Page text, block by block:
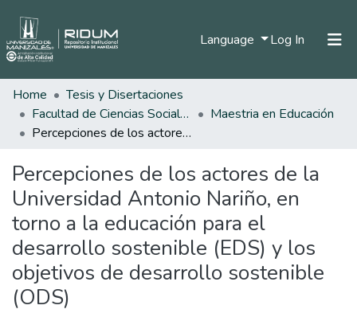
Language Log In (current)
Home
Tesis y Disertaciones
Facultad de Ciencias Sociales y Humanas
Maestria en Educación
Percepciones de los actores de la Universidad Antonio Nariño, en torno a la educación para el desarrollo sostenible (EDS) y los objetivos de desarrollo sostenible (ODS)
Percepciones de los actores de la
Universidad Antonio Nariño, en
torno a la educación para el
desarrollo sostenible (EDS) y los
objetivos de desarrollo sostenible
(ODS)